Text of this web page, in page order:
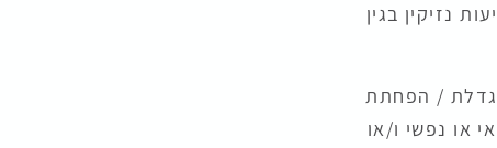
נזיקין בגין
/ הפחתת
או נפשי ו/או